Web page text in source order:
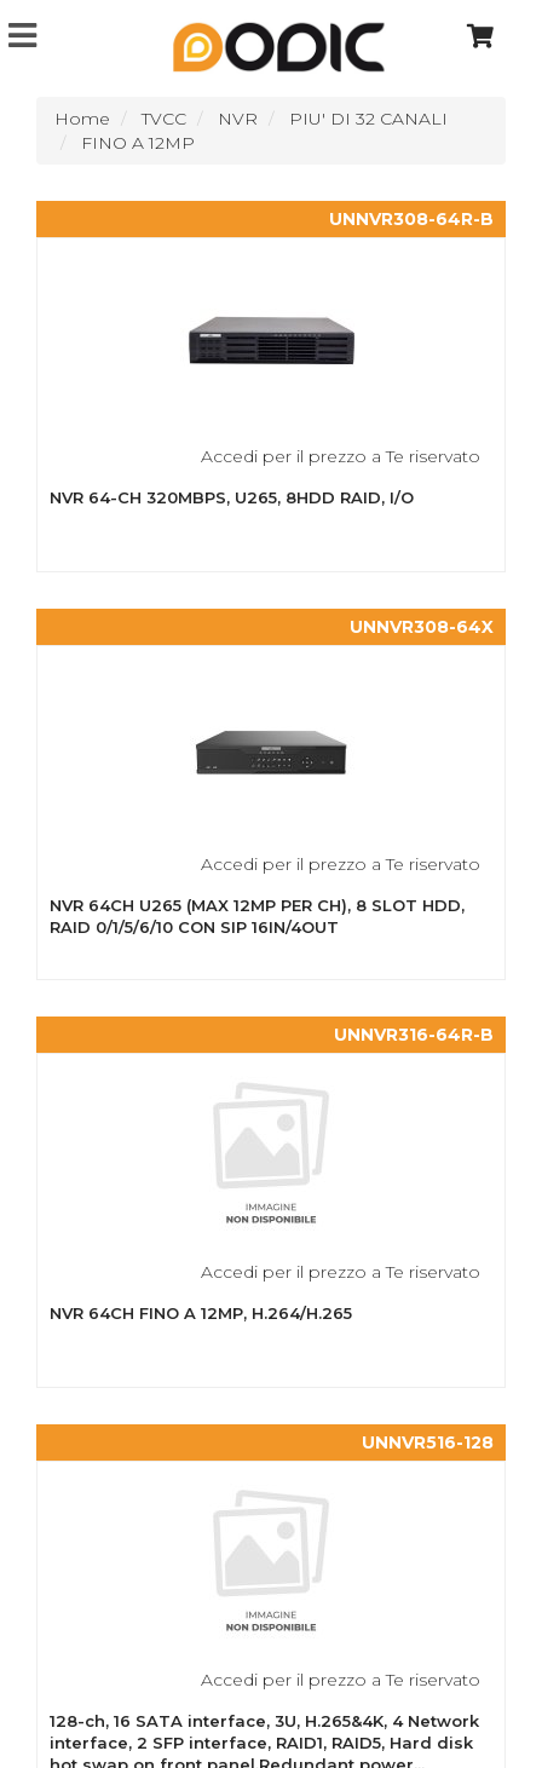
Home TVCC NVR
PIU' DI 32 CANALI
FINO A 12MP
UNNVR308-64R-B
Accedi per il prezzo a Te riservato
NVR 64-CH 320MBPS, U265, 8HDD RAID, I/O
UNNVR308-64X
Accedi per il prezzo a Te riservato
NVR 64CH U265 (MAX 12MP PER CH), 8 SLOT HDD,
RAID 0/1/5/6/10 CON SIP 16IN/4OUT
UNNVR316-64R-B
Accedi per il prezzo a Te riservato
NVR 64CH FINO A 12MP, H.264/H.265
UNNVR516-128
Accedi per il prezzo a Te riservato
128-ch, 16 SATA interface, 3U, H.265&4K, 4 Network
interface, 2 SFP interface, RAID1, RAID5, Hard disk